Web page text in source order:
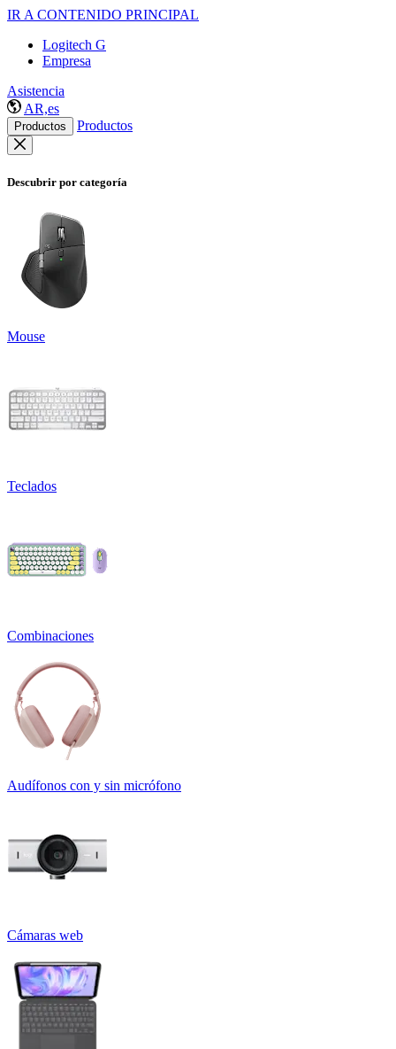
IR A CONTENIDO PRINCIPAL
Logitech G
Empresa
Asistencia
AR,es
Productos Productos
Descubrir por categoría
Mouse
Teclados
Combinaciones
Audífonos con y sin micrófono
Cámaras web